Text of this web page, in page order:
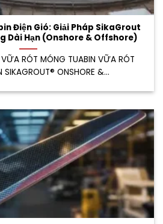
Điện Gió: Giải Pháp SikaGrout
Dài Hạn (Onshore & Offshore)
RÓT MÓNG TUABIN VỮA RÓT
SIKAGROUT® ONSHORE &...